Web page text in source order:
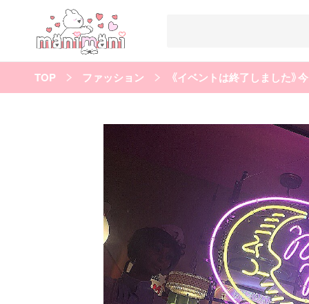
カテゴリー一覧
キュレーター一覧
運営会社
プライバシーポリシー
オルチャン 韓国コスメ 韓国トレンド
韓国メイク オルチャンメイク twice 人気
TOP ファッション 《イベントは終了しました》